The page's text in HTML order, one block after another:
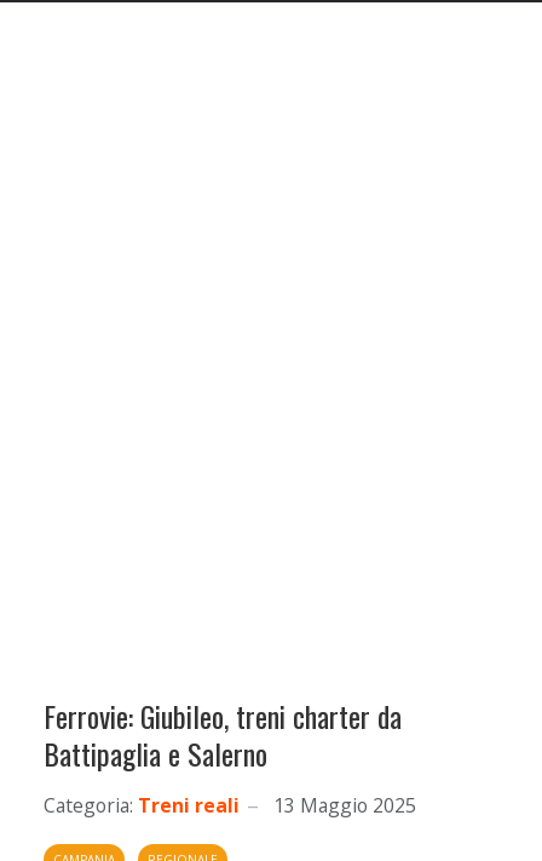
Ferrovie: Giubileo, treni charter da
Battipaglia e Salerno
Categoria: Treni reali 13 Maggio 2025